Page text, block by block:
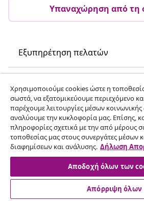
Υπαναχώρηση από τη
Εξυπηρέτηση πελατών
vidaXL
Ανακαλύψτε περισσότερα
Χρησιμοποιούμε cookies ώστε η
σωστά, να εξατομικεύουμε περιεχόμενο
παρέχουμε λειτουργίες μέσων
αναλύουμε την κυκλοφορία μας. Επίσης,
πληροφορίες σχετικά με την από μέρους
τοποθεσίας μας στους συνεργάτες μέσων
διαφημίσεων και ανάλυσης. Δήλωση
Αποδοχή όλων των
Απόρριψη όλων